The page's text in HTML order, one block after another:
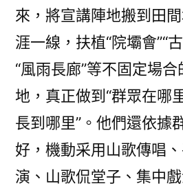
來，將宣講陣地搬到田
涯一線，扶植“院壩會”“
“風雨長廊”等不固定場
地，真正做到“群眾在哪
長到哪里”。他們還依據
好，機動采用山歌傳唱
演、山歌侃堂子、集中